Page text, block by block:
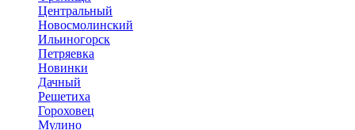
Центральный
Новосмолинский
Ильиногорск
Петряевка
Новинки
Дачный
Решетиха
Гороховец
Мулино